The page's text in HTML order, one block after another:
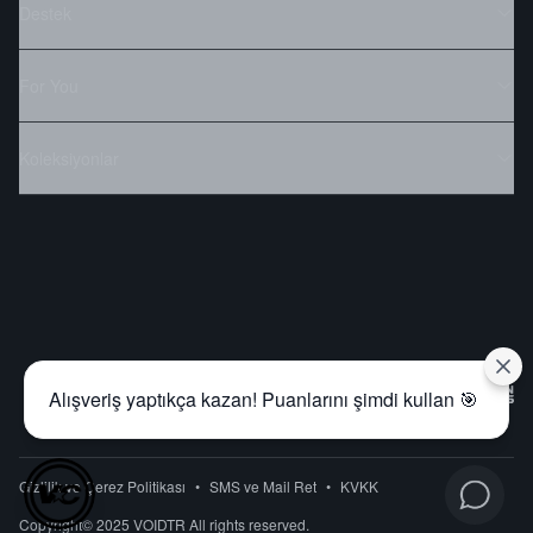
Gizlilik ve Çerez Politikası • SMS ve Mail Ret • KVKK
Copyright© 2025 VOIDTR All rights reserved.
Alışveriş yaptıkça kazan! Puanlarını şimdi kullan 🎯